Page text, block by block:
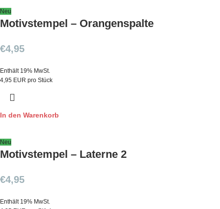
Neu
Motivstempel – Orangenspalte
€4,95
Enthält 19% MwSt.
4,95 EUR pro Stück
In den Warenkorb
Neu
Motivstempel – Laterne 2
€4,95
Enthält 19% MwSt.